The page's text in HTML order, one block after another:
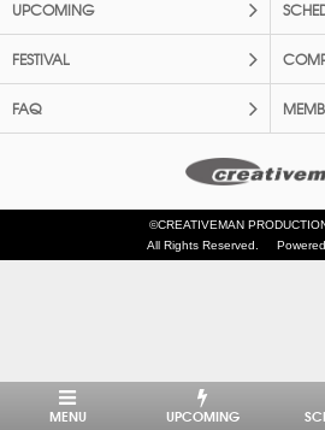
UPCOMING
FESTIVAL
FAQ
©CREATIVEMAN
All Rights Reserved.
MENU UPCOMING